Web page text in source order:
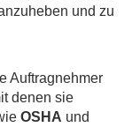
und zu
Auftragnehmer
denen sie
OSHA und